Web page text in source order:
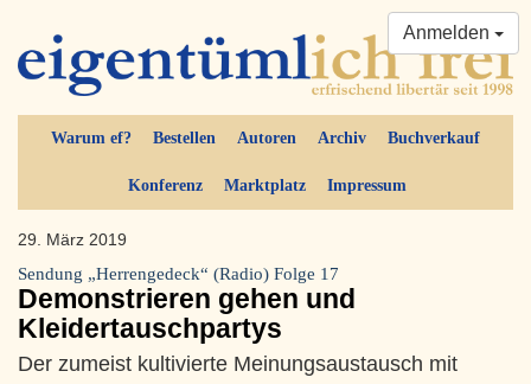
Warum ef? Bestellen Autoren Archiv Buchverkauf
Konferenz Marktplatz Impressum
Anmelden
29. März 2019
Sendung „Herrengedeck“ (Radio) Folge 17
Demonstrieren gehen und
Kleidertauschpartys
Der zumeist kultivierte Meinungsaustausch mit